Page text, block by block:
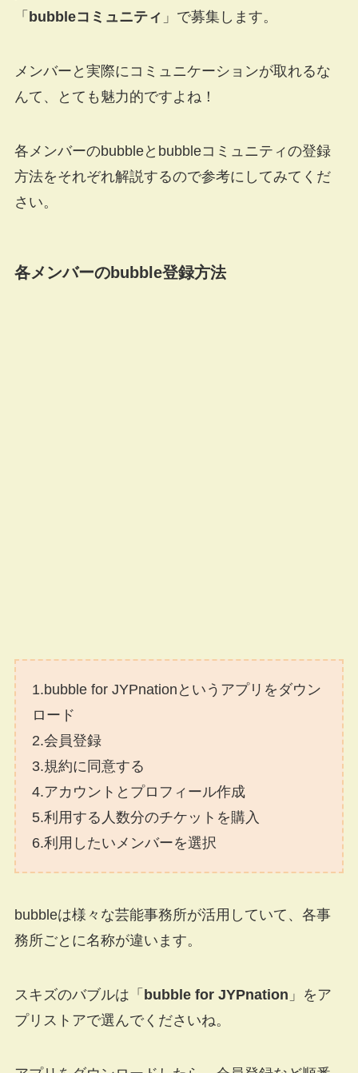
「 bubbleコミュニティ 」で募集します。
メンバーと実際にコミュニケーションが取れるな
んて、とても魅力的ですよね！
各メンバーのbubbleとbubbleコミュニティの登録
方法をそれぞれ解説するので参考にしてみてくだ
さい。
各メンバーのbubble登録方法
1.bubble for JYPnationというアプリをダウン
ロード
2.会員登録
3.規約に同意する
4.アカウントとプロフィール作成
5.利用する人数分のチケットを購入
6.利用したいメンバーを選択
bubbleは様々な芸能事務所が活用していて、各事
務所ごとに名称が違います。
スキズのバブルは「 bubble for JYPnation 」をア
プリストアで選んでくださいね。